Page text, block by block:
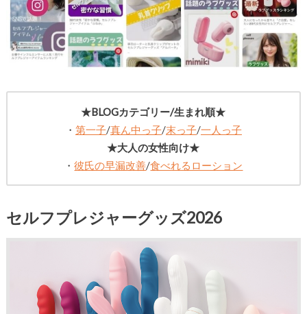
★BLOGカテゴリー/生まれ順★
・ 第一子/真ん中っ子/末っ子/一人っ子
★大人の女性向け★
・彼氏の早漏改善/食べれるローション
セルフプレジャーグッズ2026